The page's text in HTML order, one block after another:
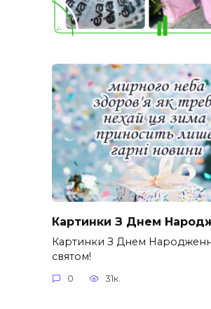
Картинки З Днем
Картинки З Днем
святом!
0 31к.